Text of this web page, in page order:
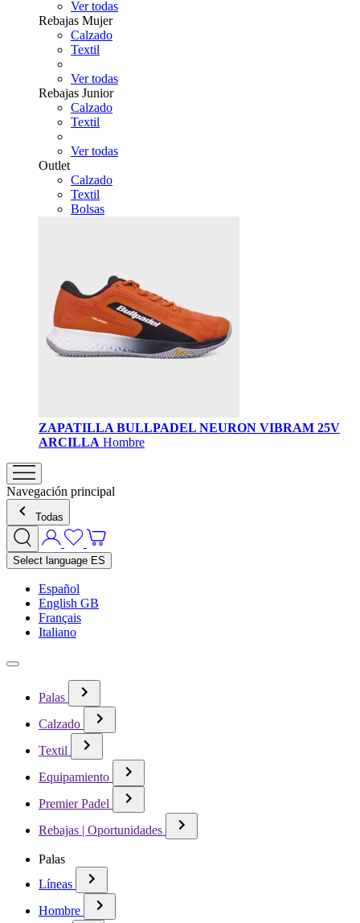
Ver todas
Rebajas Mujer
Calzado
Textil
Ver todas
Rebajas Junior
Calzado
Textil
Ver todas
Outlet
Calzado
Textil
Bolsas
ZAPATILLA BULLPADEL NEURON VIBRAM 25V
ARCILLA Hombre
Navegación principal
Todas
Select language ES
Español
English GB
Français
Italiano
Palas
Calzado
Textil
Equipamiento
Premier Padel
Rebajas | Oportunidades
Palas
Líneas
Hombre